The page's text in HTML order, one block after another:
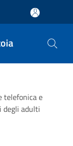
telefonica e
degli adulti